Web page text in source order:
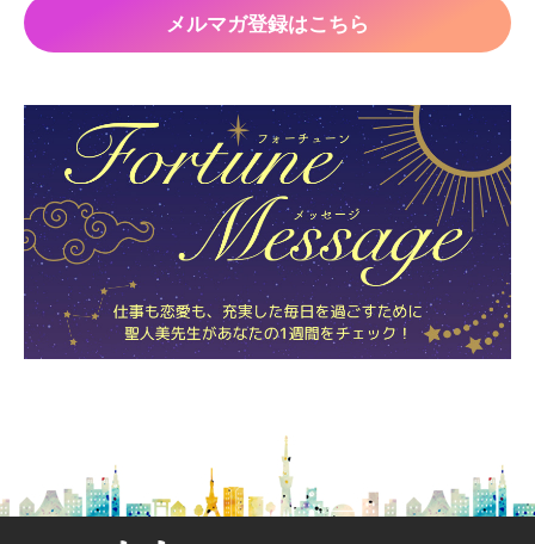
メルマガ登録はこちら